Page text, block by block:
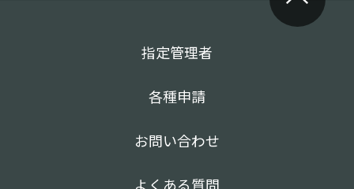
指定管理者
各種申請
お問い合わせ
よくある質問